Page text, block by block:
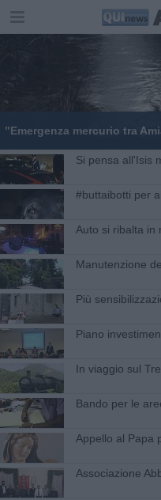
"Emergenza mercurio tra
Si pensa all'Isis
#buttaibotti per
Auto si ribalta in
Manutenzione
Più
Piano
In viaggio sul
Bando per le
Appello al Papa
Associazione